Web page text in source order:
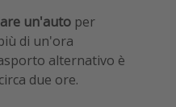
un'auto per
di un'ora
alternativo è
due ore.